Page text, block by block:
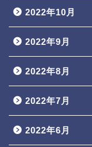
2022年10月
2022年9月
2022年8月
2022年7月
2022年6月